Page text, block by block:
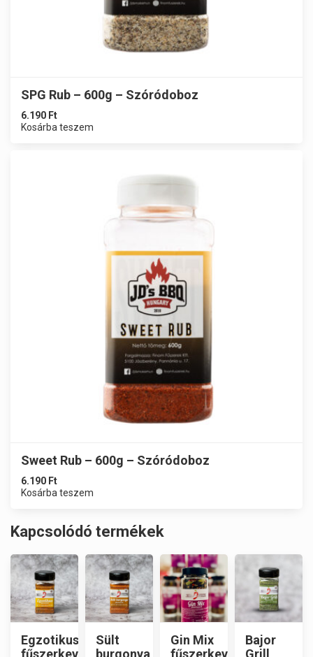
SPG Rub – 600g – Szóródoboz
6.190 Ft
Kosárba teszem
Sweet Rub – 600g – Szóródoboz
6.190 Ft
Kosárba teszem
Kapcsolódó termékek
Egzotikus
fűszerkeverék
Sült
burgonya
Gin Mix
fűszerkeverék
Bajor
Grill